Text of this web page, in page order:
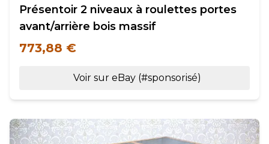
Présentoir 2 niveaux à roulettes portes
avant/arrière bois massif
773,88 €
Voir sur eBay (#sponsorisé)